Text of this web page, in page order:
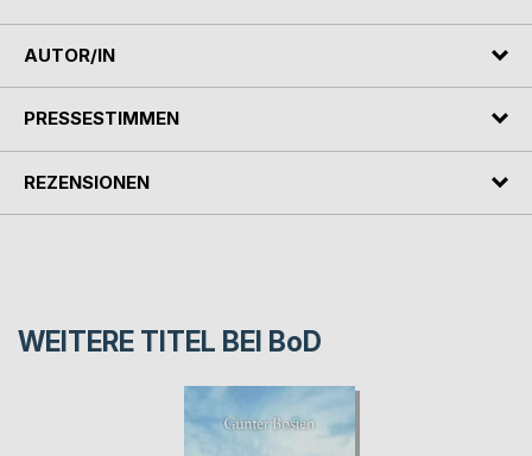
AUTOR/IN
PRESSESTIMMEN
REZENSIONEN
WEITERE TITEL BEI BoD